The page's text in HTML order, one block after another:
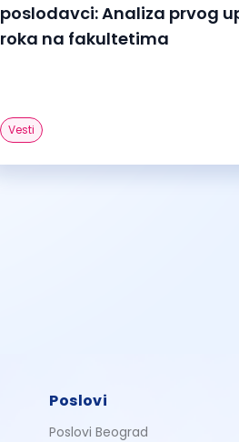
poslodavci: Analiza prvog
roka na fakultetima
Vesti
Poslovi
Poslovi Beograd